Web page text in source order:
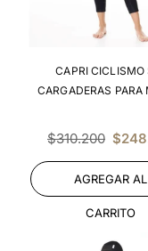
CAPRI CICLISMO
CARGADERAS PARA
Precio
$310.200
AGREGAR AL
CARRITO